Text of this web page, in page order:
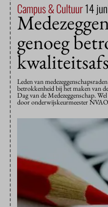
Campus & Cultuur14
genoeg
Leden van
betrokkenheid bij het maken van
Dag van de Medezeggenschap.
door onderwijskeurmeester